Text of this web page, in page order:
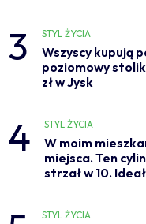
3 STYL ŻYCIA
Wszyscy kupują
poziomowy
zł w Jysk
4 STYL ŻYCIA
W moim
miejsca. Ten
strzał w 10.
STYL ŻYCIA